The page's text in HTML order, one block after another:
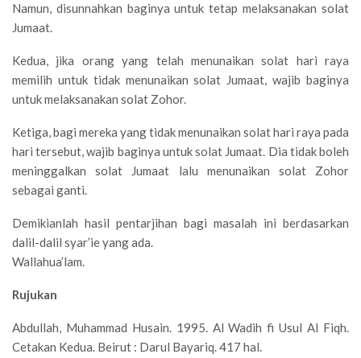
Namun, disunnahkan baginya untuk tetap melaksanakan solat
Jumaat.
Kedua, jika orang yang telah menunaikan solat hari raya
memilih untuk tidak menunaikan solat Jumaat, wajib baginya
untuk melaksanakan solat Zohor.
Ketiga, bagi mereka yang tidak menunaikan solat hari raya pada
hari tersebut, wajib baginya untuk solat Jumaat. Dia tidak boleh
meninggalkan solat Jumaat lalu menunaikan solat Zohor
sebagai ganti.
Demikianlah hasil pentarjihan bagi masalah ini berdasarkan
dalil-dalil syar’ie yang ada.
Wallahua’lam.
Rujukan
Abdullah, Muhammad Husain. 1995. Al Wadih fi Usul Al Fiqh.
Cetakan Kedua. Beirut : Darul Bayariq. 417 hal.